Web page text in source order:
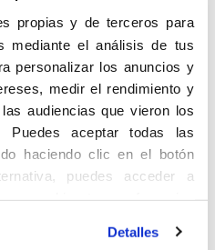
propias y de terceros para
mediante el análisis de tus
personalizar los anuncios y
medir el rendimiento y
audiencias que vieron los
Puedes aceptar todas las
haciendo clic en el botón
puedes acceder a
y cambiar tus preferencias
más información puedes
Detalles
de
1898
de
Fecha de
defunción
Lugar de
defunción